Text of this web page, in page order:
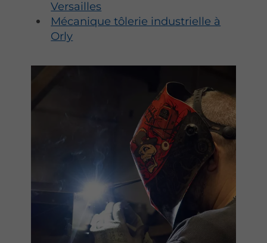
Versailles
Mécanique tôlerie industrielle à
Orly